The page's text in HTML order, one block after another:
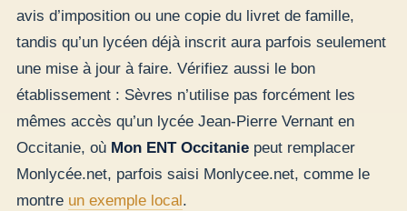
avis d’imposition ou une copie du livret de famille,
tandis qu’un lycéen déjà inscrit aura parfois seulement
une mise à jour à faire. Vérifiez aussi le bon
établissement : Sèvres n’utilise pas forcément les
mêmes accès qu’un lycée Jean-Pierre Vernant en
Occitanie, où Mon ENT Occitanie peut remplacer
Monlycée.net, parfois saisi Monlycee.net, comme le
montre un exemple local.